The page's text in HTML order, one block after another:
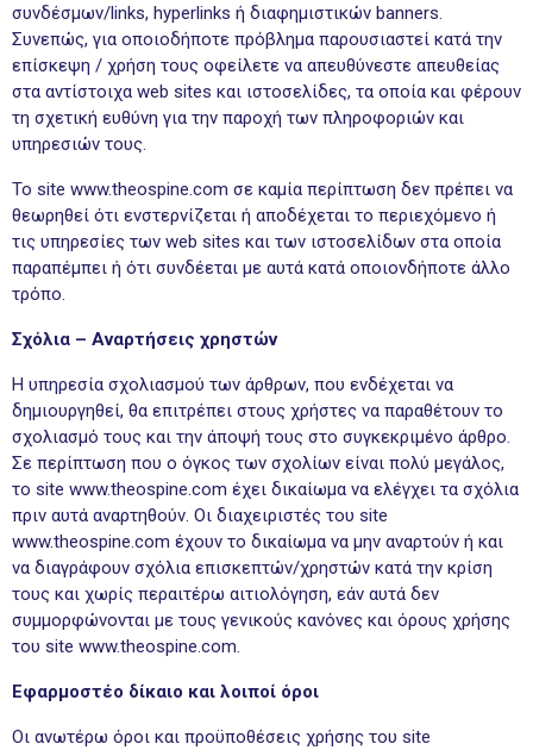
συνδέσμων/links, hyperlinks ή διαφημιστικών banners.
Συνεπώς, για οποιοδήποτε πρόβλημα παρουσιαστεί κατά την
επίσκεψη / χρήση τους οφείλετε να απευθύνεστε απευθείας
στα αντίστοιχα web sites και ιστοσελίδες, τα οποία και φέρουν
τη σχετική ευθύνη για την παροχή των πληροφοριών και
υπηρεσιών τους.
Το site www.theospine.com σε καμία περίπτωση δεν πρέπει να
θεωρηθεί ότι ενστερνίζεται ή αποδέχεται το περιεχόμενο ή
τις υπηρεσίες των web sites και των ιστοσελίδων στα οποία
παραπέμπει ή ότι συνδέεται με αυτά κατά οποιονδήποτε άλλο
τρόπο.
Σχόλια – Αναρτήσεις χρηστών
Η υπηρεσία σχολιασμού των άρθρων, που ενδέχεται να
δημιουργηθεί, θα επιτρέπει στους χρήστες να παραθέτουν το
σχολιασμό τους και την άποψή τους στο συγκεκριμένο άρθρο.
Σε περίπτωση που ο όγκος των σχολίων είναι πολύ μεγάλος,
το site www.theospine.com έχει δικαίωμα να ελέγχει τα σχόλια
πριν αυτά αναρτηθούν. Οι διαχειριστές του site
www.theospine.com έχουν το δικαίωμα να μην αναρτούν ή και
να διαγράφουν σχόλια επισκεπτών/χρηστών κατά την κρίση
τους και χωρίς περαιτέρω αιτιολόγηση, εάν αυτά δεν
συμμορφώνονται με τους γενικούς κανόνες και όρους χρήσης
του site www.theospine.com.
Εφαρμοστέο δίκαιο και λοιποί όροι
Οι ανωτέρω όροι και προϋποθέσεις χρήσης του site